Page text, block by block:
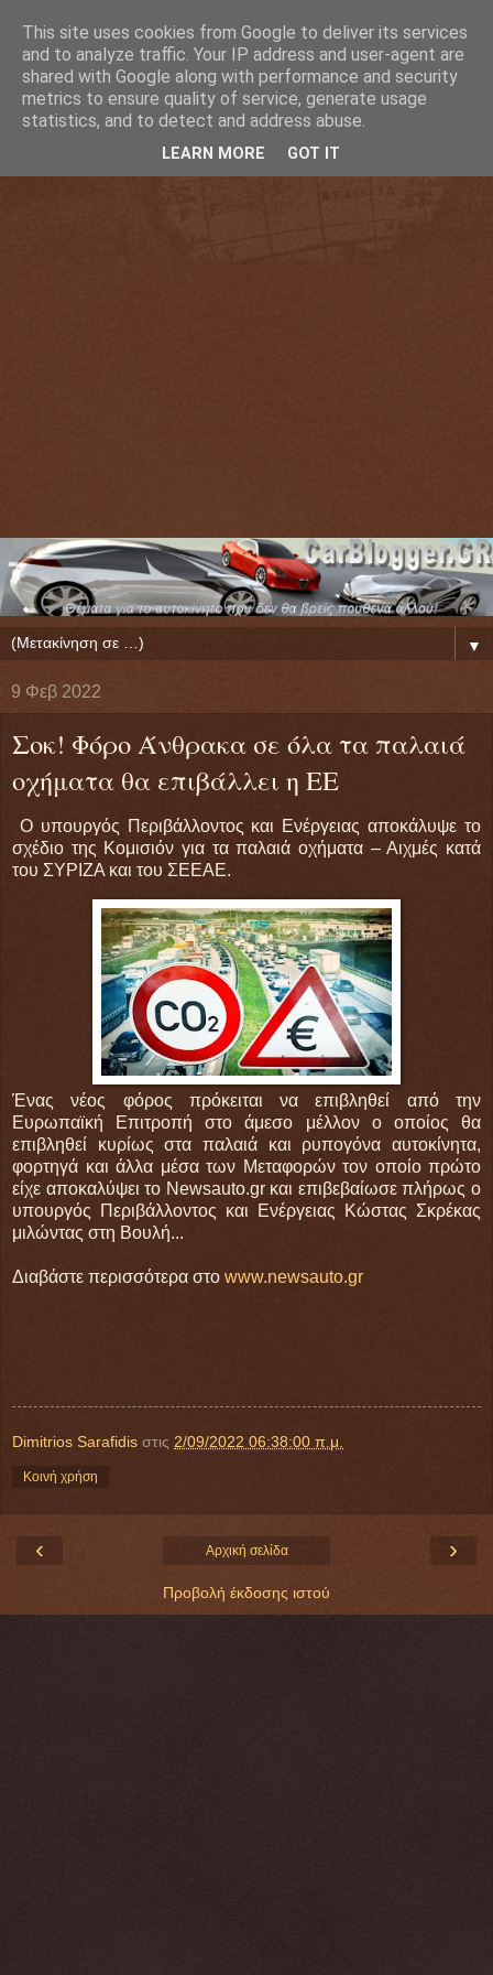
▼
9 Φεβ 2022
Σοκ! Φόρο Άνθρακα σε όλα τα παλαιά
οχήματα θα επιβάλλει η ΕΕ
Ο υπουργός Περιβάλλοντος και Ενέργειας αποκάλυψε το
σχέδιο της Κομισιόν για τα παλαιά οχήματα – Αιχμές κατά
του ΣΥΡΙΖΑ και του ΣΕΕΑΕ.
Ένας νέος φόρος πρόκειται να επιβληθεί από την
Ευρωπαϊκή Επιτροπή στο άμεσο μέλλον ο οποίος θα
επιβληθεί κυρίως στα παλαιά και ρυπογόνα αυτοκίνητα,
φορτηγά και άλλα μέσα των Μεταφορών τον οποίο πρώτο
είχε αποκαλύψει το Newsauto.gr και επιβεβαίωσε πλήρως ο
υπουργός Περιβάλλοντος και Ενέργειας Κώστας Σκρέκας
μιλώντας στη Βουλή...
Διαβάστε περισσότερα στο www.newsauto.gr
Dimitrios Sarafidis στις 2/09/2022 06:38:00 π.μ.
Κοινή χρήση
‹ ›
Αρχική σελίδα
Προβολή έκδοσης ιστού
This site uses cookies from Google to deliver its services
and to analyze traffic. Your IP address and user-agent are
shared with Google along with performance and security
metrics to ensure quality of service, generate usage
statistics, and to detect and address abuse.
LEARN MORE GOT IT